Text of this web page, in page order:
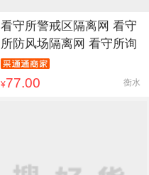
看守所警戒区隔离网 看守
所防风场隔离网 看守所询
¥77.00 衡水